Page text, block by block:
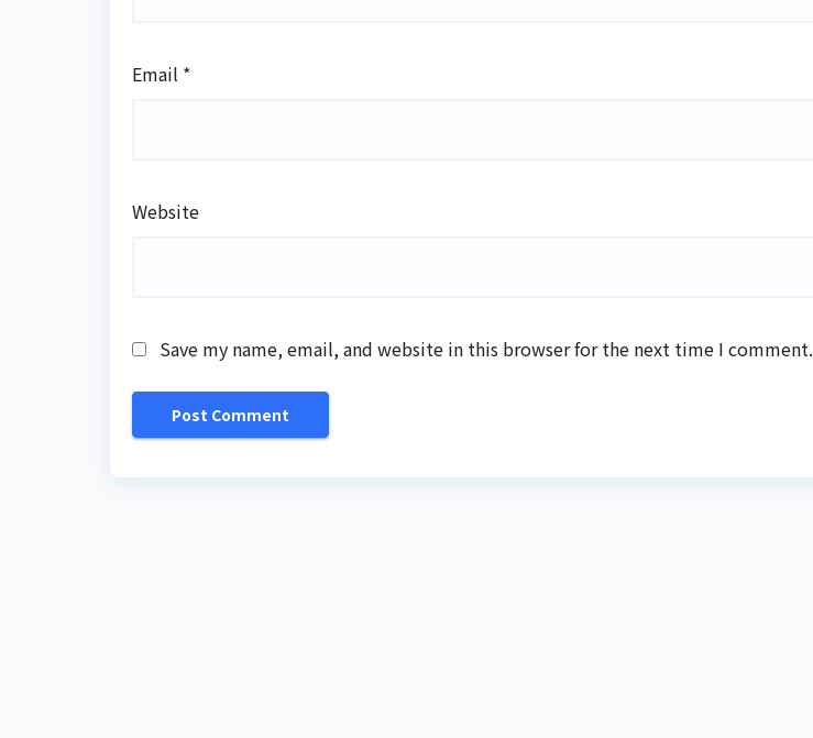
Email *
Website
Save my name, email, and website in this browser for the next time I comment.